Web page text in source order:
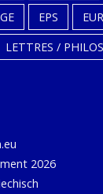
EPS
LETTRES /
2026